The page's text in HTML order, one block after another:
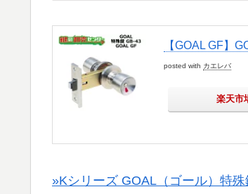
【GOAL GF】
posted with カエレバ
楽天市
»Kシリーズ GOAL（ゴール）特